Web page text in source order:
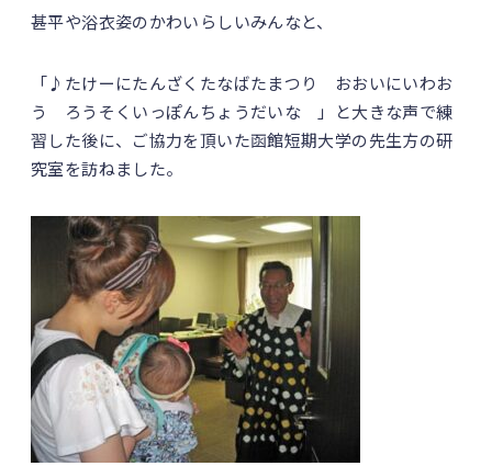
甚平や浴衣姿のかわいらしいみんなと、
「♪たけーにたんざくたなばたまつり おおいにいわお
う ろうそくいっぽんちょうだいな 」と大きな声で練
習した後に、ご協力を頂いた函館短期大学の先生方の研
究室を訪ねました。